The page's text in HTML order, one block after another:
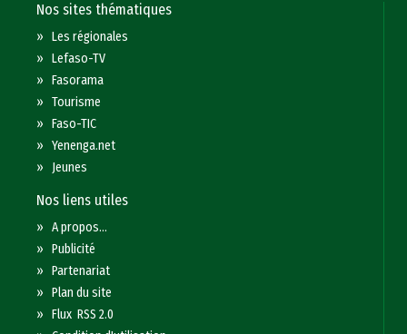
Nos sites thématiques
»Les régionales
»Lefaso-TV
»Fasorama
»Tourisme
»Faso-TIC
»Yenenga.net
» Jeunes
Nos liens utiles
»A propos...
»Publicité
»Partenariat
»Plan du site
»Flux RSS 2.0